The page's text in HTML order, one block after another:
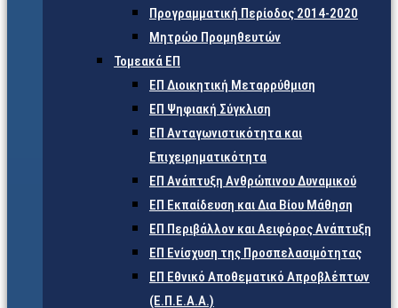
Προγραμματική Περίοδος 2014-2020
Μητρώο Προμηθευτών
Τομεακά ΕΠ
ΕΠ Διοικητική Μεταρρύθμιση
ΕΠ Ψηφιακή Σύγκλιση
ΕΠ Ανταγωνιστικότητα και
Επιχειρηματικότητα
ΕΠ Ανάπτυξη Ανθρώπινου Δυναμικού
ΕΠ Εκπαίδευση και Δια Βίου Μάθηση
ΕΠ Περιβάλλον και Αειφόρος Ανάπτυξη
ΕΠ Ενίσχυση της Προσπελασιμότητας
ΕΠ Εθνικό Αποθεματικό Απροβλέπτων
(Ε.Π.Ε.Α.Α.)